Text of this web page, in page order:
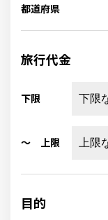
都道府県
旅行代金
下限
～ 上限
目的